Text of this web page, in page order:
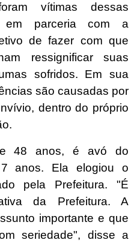
vítimas dessas
em parceria com a
de fazer com que
ressignificar suas
sofridos. Em sua
são causadas por
dentro do próprio
48 anos, é avó do
anos. Ela elogiou o
pela Prefeitura. "É
da Prefeitura. A
importante e que
seriedade", disse a